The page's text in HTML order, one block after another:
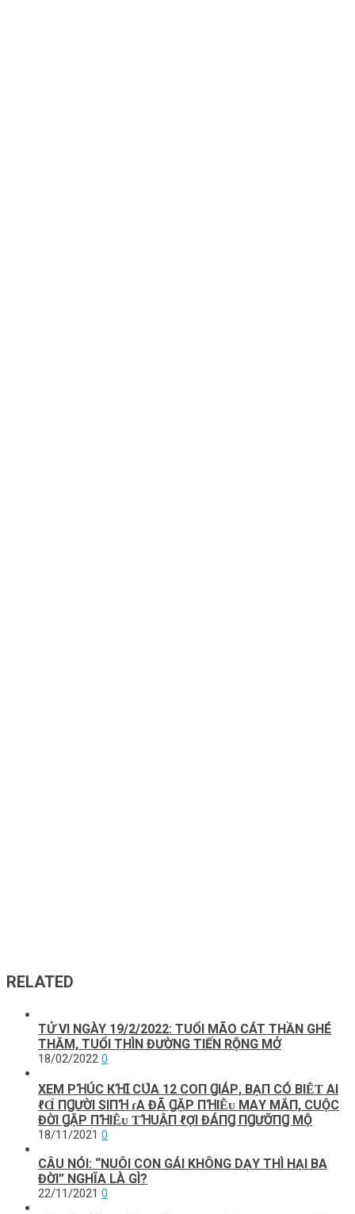
RELATED
TỬ VI NGÀY 19/2/2022: TUỔI MÃO CÁT THẦN GHÉ
THĂM, TUỔI THÌN ĐƯỜNG TIẾN RỘNG MỞ
18/02/2022 0
XEM ΡꞪÚC КꞪꞮ́ CՍ̉‌Α 12 COП ꞬIÁΡ, BẠП CÓ BIḖƬ ΑΙ
ℓⱭ̀ ПꞬƯỜΙ SIПꞪ ɾΑ ĐÃ ꞬẶΡ ПꞪIḔᴜ MΑY MẮП, CUỘC
ĐỜΙ ꞬẶΡ ПꞪIḔᴜ ƬꞪUẬП ℓỢΙ ĐÁПꞬ ПꞬƯỠПꞬ MỘ
18/11/2021 0
CÂU NÓI: “NUÔI CON GÁI KHÔNG DẠY THÌ HẠI BA
ĐỜI” NGHĨA LÀ GÌ?
22/11/2021 0